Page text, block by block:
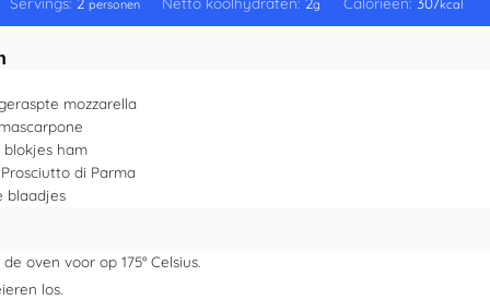
personen g kcal
mozzarella
blokjes ham
Prosciutto di Parma
blaadjes
oven voor op 175° Celsius.
los.